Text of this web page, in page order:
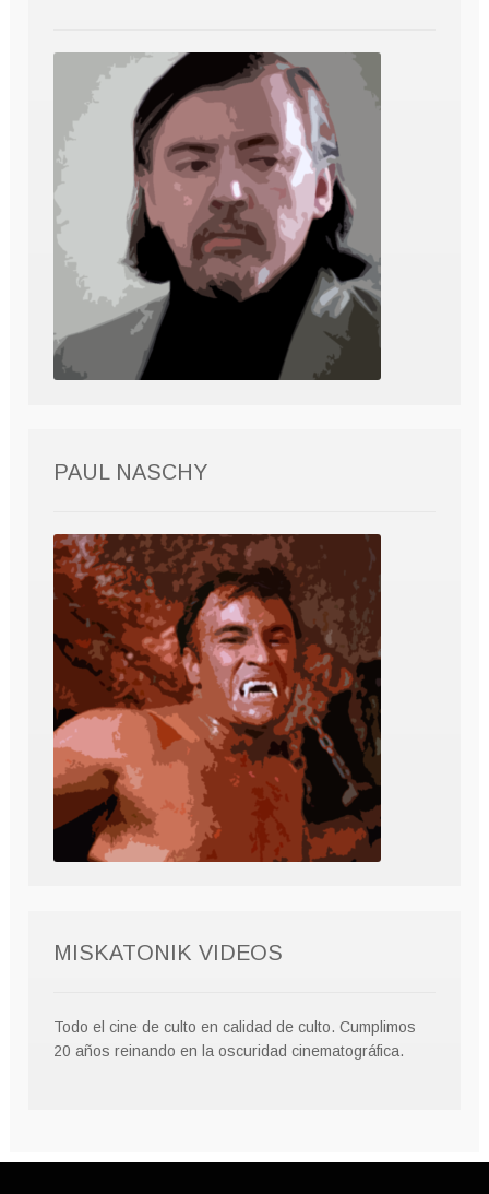
PAUL NASCHY
MISKATONIK VIDEOS
Todo el cine de culto en calidad de culto. Cumplimos
20 años reinando en la oscuridad cinematográfica.